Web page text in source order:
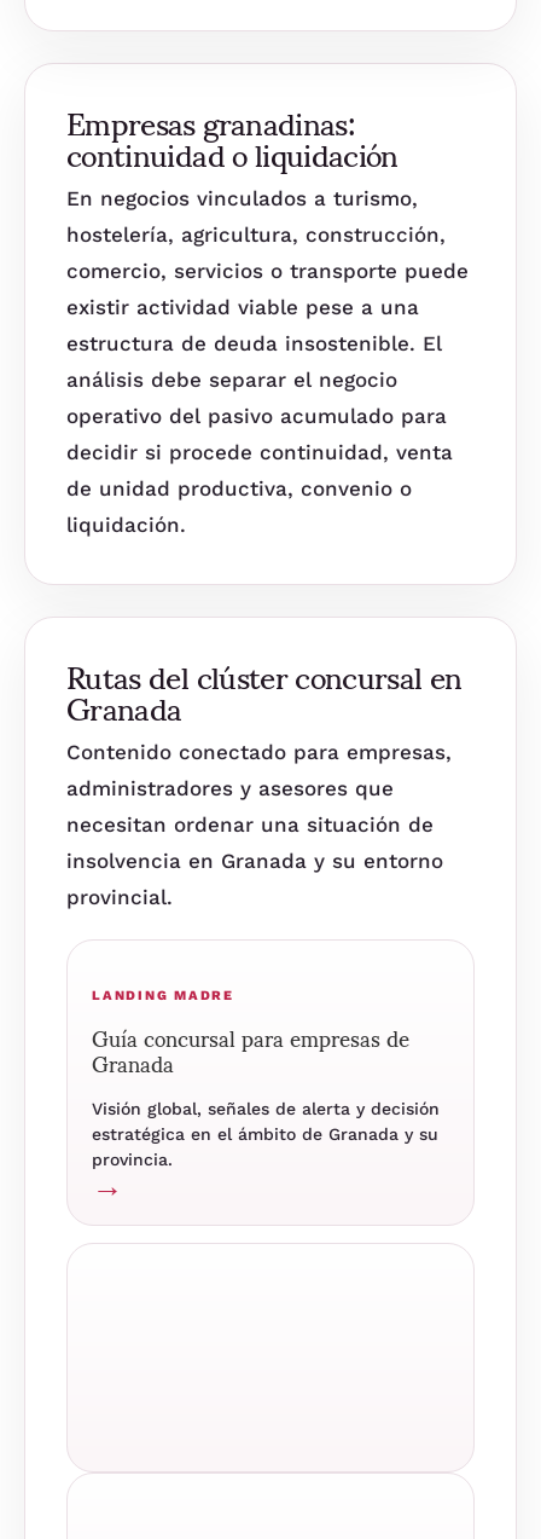
Empresas granadinas:
continuidad o liquidación
En negocios vinculados a turismo,
hostelería, agricultura, construcción,
comercio, servicios o transporte puede
existir actividad viable pese a una
estructura de deuda insostenible. El
análisis debe separar el negocio
operativo del pasivo acumulado para
decidir si procede continuidad, venta
de unidad productiva, convenio o
liquidación.
Rutas del clúster concursal en
Granada
Contenido conectado para empresas,
administradores y asesores que
necesitan ordenar una situación de
insolvencia en Granada y su entorno
provincial.
LANDING MADRE
Guía concursal para empresas de
Granada
Visión global, señales de alerta y decisión
estratégica en el ámbito de Granada y su
provincia.
→